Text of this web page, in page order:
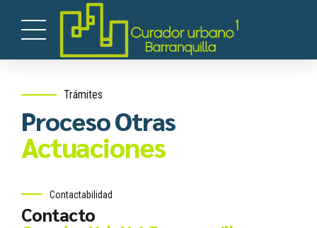
Trámites
Proceso Otras
Actuaciones
Contactabilidad
Contacto